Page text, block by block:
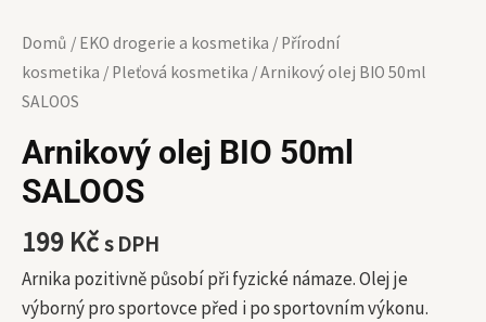
Domů / EKO drogerie a kosmetika / Přírodní
kosmetika / Pleťová kosmetika / Arnikový olej BIO 50ml
SALOOS
Arnikový olej BIO 50ml
SALOOS
199 Kčs DPH
Arnika pozitivně působí při fyzické námaze. Olej je
výborný pro sportovce před i po sportovním výkonu.